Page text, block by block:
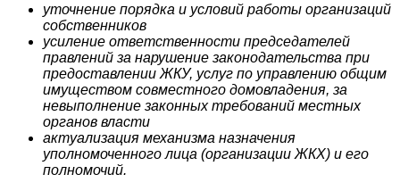
уточнение порядка и условий работы организаций
собственников
усиление ответственности председателей
правлений за нарушение законодательства при
предоставлении ЖКУ, услуг по управлению общим
имуществом совместного домовладения, за
невыполнение законных требований местных
органов власти
актуализация механизма назначения
уполномоченного лица (организации ЖКХ) и его
полномочий.